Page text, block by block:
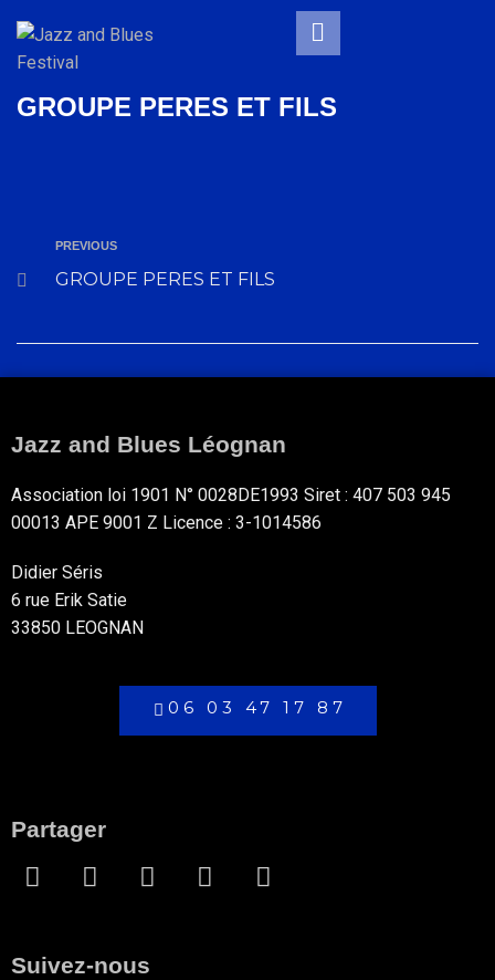
GROUPE PERES ET FILS
PREVIOUS
GROUPE PERES ET FILS
Jazz and Blues Léognan
Association loi 1901 N° 0028DE1993 Siret : 407 503 945
00013 APE 9001 Z Licence : 3-1014586
Didier Séris
6 rue Erik Satie
33850 LEOGNAN
06 03 47 17 87
Partager
Suivez-nous